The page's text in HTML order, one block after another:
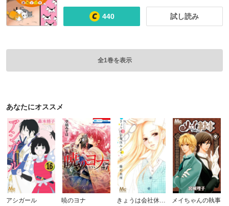
440 試し読み
全1巻を表示
あなたにオススメ
アシガール 暁のヨナ きょうは会社休みます。 メイちゃんの執事